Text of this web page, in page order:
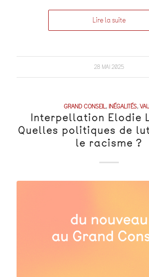
Lire la suite
28 MAI 2025
GRAND CONSEIL, INÉGALITÉS,
Interpellation Elodie
Quelles politiques de
le racisme ?